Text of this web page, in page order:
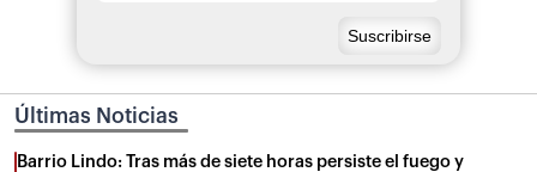
Últimas Noticias
Barrio Lindo: Tras más de siete horas persiste el fuego y